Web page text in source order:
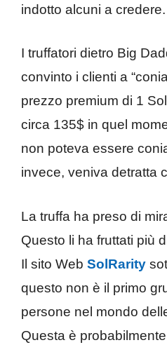
indotto alcuni a credere.
I truffatori dietro Big
convinto i clienti a
prezzo premium di 1
circa 135$ in quel
non poteva essere
invece, veniva detratta
La truffa ha preso di
Questo li ha fruttati più
Il sito Web SolRarity
questo non è il primo
persone nel mondo
Questa è